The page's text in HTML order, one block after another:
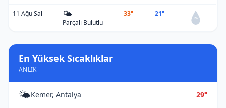
11 Ağu Sal 🌤️
Parçalı Bulutlu
33° 21°
0%
En Yüksek Sıcaklıklar
ANLIK
🌤️Kemer, Antalya 29°